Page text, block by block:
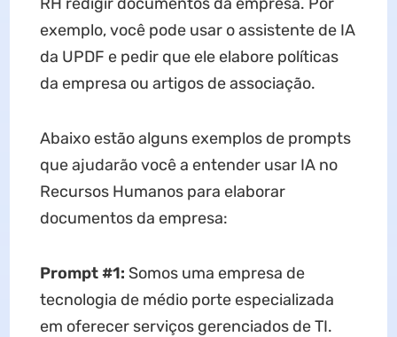
exemplo, você pode usar o assistente de IA
da UPDF e pedir que ele elabore políticas
da empresa ou artigos de associação.
Abaixo estão alguns exemplos de prompts
que ajudarão você a entender usar IA no
Recursos Humanos para elaborar
documentos da empresa:
Prompt #1: Somos uma empresa de
tecnologia de médio porte especializada
em oferecer serviços gerenciados de TI.